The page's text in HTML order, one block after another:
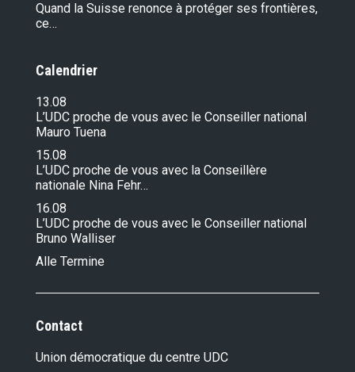
Quand la Suisse renonce à protéger ses frontières,
ce…
Calendrier
13.08
L’UDC proche de vous avec le Conseiller national
Mauro Tuena
15.08
L’UDC proche de vous avec la Conseillère
nationale Nina Fehr…
16.08
L’UDC proche de vous avec le Conseiller national
Bruno Walliser
Alle Termine
Contact
Union démocratique du centre UDC